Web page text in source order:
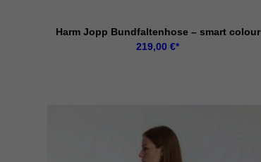
Harm Jopp Bundfaltenhose – smart colour
219,00€